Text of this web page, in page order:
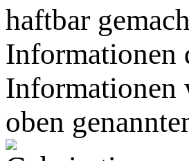
haftbar
Informationen
Informationen
oben